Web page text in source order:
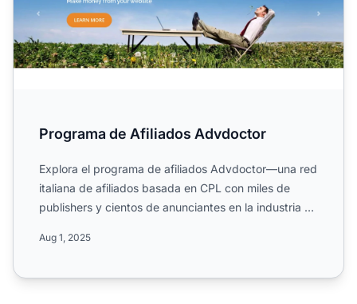
Programa de Afiliados Advdoctor
Explora el programa de afiliados Advdoctor—una red
italiana de afiliados basada en CPL con miles de
publishers y cientos de anunciantes en la industria de
Aug 1, 2025